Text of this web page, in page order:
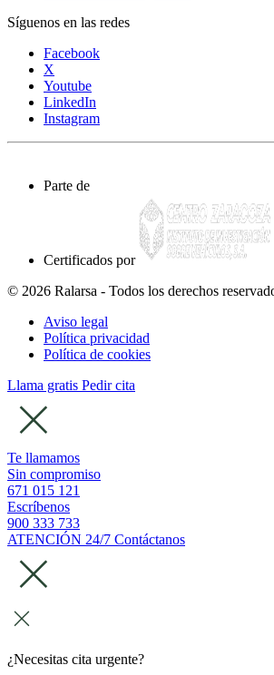
Síguenos en las redes
Facebook
X
Youtube
LinkedIn
Instagram
Parte de
Certificados por
© 2026 Ralarsa - Todos los derechos
Aviso legal
Política privacidad
Política de cookies
Llama gratis Pedir cita
Te llamamos
Sin compromiso
671 015 121
Escríbenos
900 333 733
ATENCIÓN 24/7 Contáctanos
¿Necesitas cita urgente?